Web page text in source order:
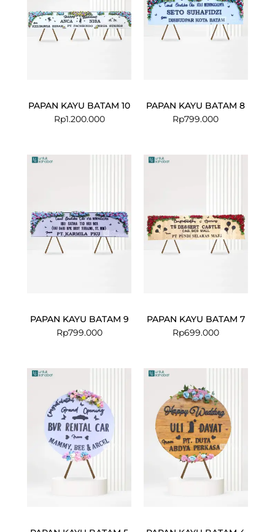
PAPAN KAYU BATAM 10
Rp1.200.000
PAPAN KAYU BATAM 8
Rp799.000
PAPAN KAYU BATAM 9
Rp799.000
PAPAN KAYU BATAM 7
Rp699.000